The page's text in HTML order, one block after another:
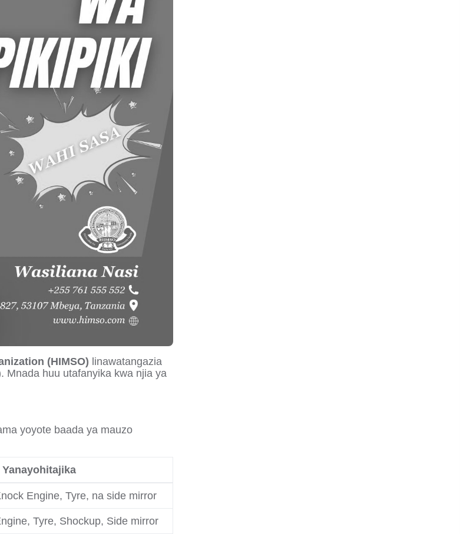
(HIMSO) linawatangazia
. Mnada huu utafanyika kwa njia ya
yoyote baada ya mauzo
Yanayohitajika
Engine, Tyre, na side mirror
Tyre, Shockup, Side mirror